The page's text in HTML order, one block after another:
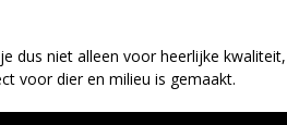
dus niet alleen voor heerlijke kwaliteit,
voor dier en milieu is gemaakt.